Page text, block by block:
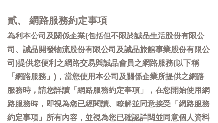
貳、 網路服務約定事項
為利本公司及關係企業(包括但不限於誠品生活股份有限公
司、誠品開發物流股份有限公司及誠品旅館事業股份有限公
司)提供您便利之網路交易與誠品會員之網路服務(以下稱
「網路服務」)，當您使用本公司及關係企業所提供之網路
服務時，請您詳讀「網路服務約定事項」，在您開始使用網
路服務時，即視為您已經閱讀、瞭解並同意接受「網路服務
約定事項」所有內容，並視為您已確認詳閱並同意個人資料